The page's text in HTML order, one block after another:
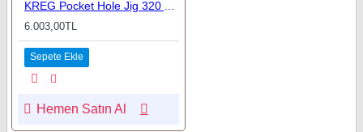
6.003,00TL
Sepete Ekle
Hemen Satın Al